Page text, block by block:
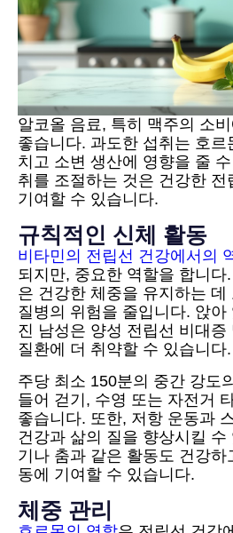
알코올 음료, 특히 맥주의 소
좋습니다. 과도한 섭취는 호르
치고 소변 생산에 영향을 줄
취를 조절하는 것은 건강한 전
기여할 수 있습니다.
규칙적인 신체 활동
비타민의 전립선 건강에서의
되지만, 중요한 역할을 합니다
은 건강한 체중을 유지하는 데
질병의 위험을 줄입니다. 앉
진 남성은 양성 전립선 비대증
질환에 더 취약할 수 있습니다.
주당 최소 150분의 중간 강도
들어 걷기, 수영 또는 자전거
좋습니다. 또한, 저항 운동과
건강과 삶의 질을 향상시킬 수
기나 춤과 같은 활동도 건강
동에 기여할 수 있습니다.
체중 관리